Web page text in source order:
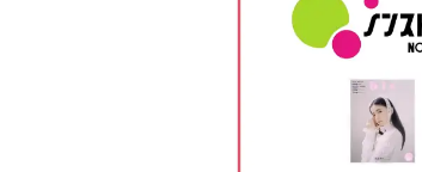
グラデーションライン
中指にシェルシート
硬めのトップジェル